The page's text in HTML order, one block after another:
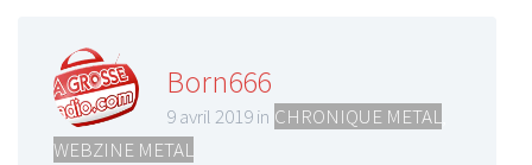
Born666
9 avril 2019 in CHRONIQUE METAL
WEBZINE METAL